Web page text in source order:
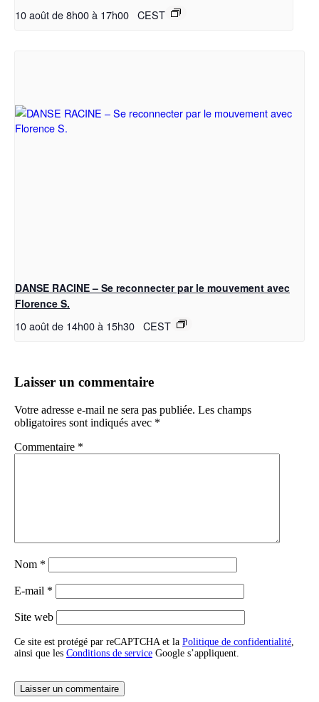
10 août de 8h00à 17h00 CEST
DANSE RACINE – Se reconnecter par le mouvement avec
Florence S.
10 août de 14h00à 15h30 CEST
Laisser un commentaire
Votre adresse e-mail ne sera pas publiée. Les champs
obligatoires sont indiqués avec *
Commentaire *
Nom *
E-mail *
Site web
Ce site est protégé par reCAPTCHA et la Politique de confidentialité
ainsi que les Conditions de service Google s’appliquent.